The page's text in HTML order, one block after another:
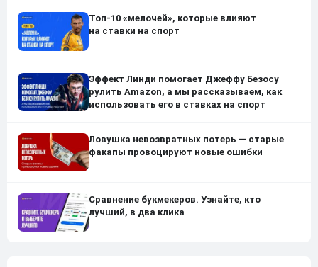
Топ-10 «мелочей», которые влияют
на ставки на спорт
Эффект Линди помогает Джеффу Безосу
рулить Amazon, а мы рассказываем, как
использовать его в ставках на спорт
Ловушка невозвратных потерь — старые
факапы провоцируют новые ошибки
Сравнение букмекеров. Узнайте, кто
лучший, в два клика